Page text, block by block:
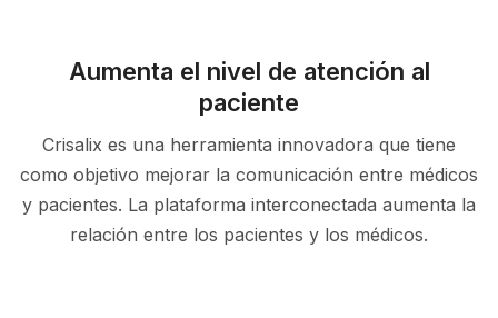
Aumenta el nivel de atención al
paciente
Crisalix es una herramienta innovadora que tiene
como objetivo mejorar la comunicación entre médicos
y pacientes. La plataforma interconectada aumenta la
relación entre los pacientes y los médicos.